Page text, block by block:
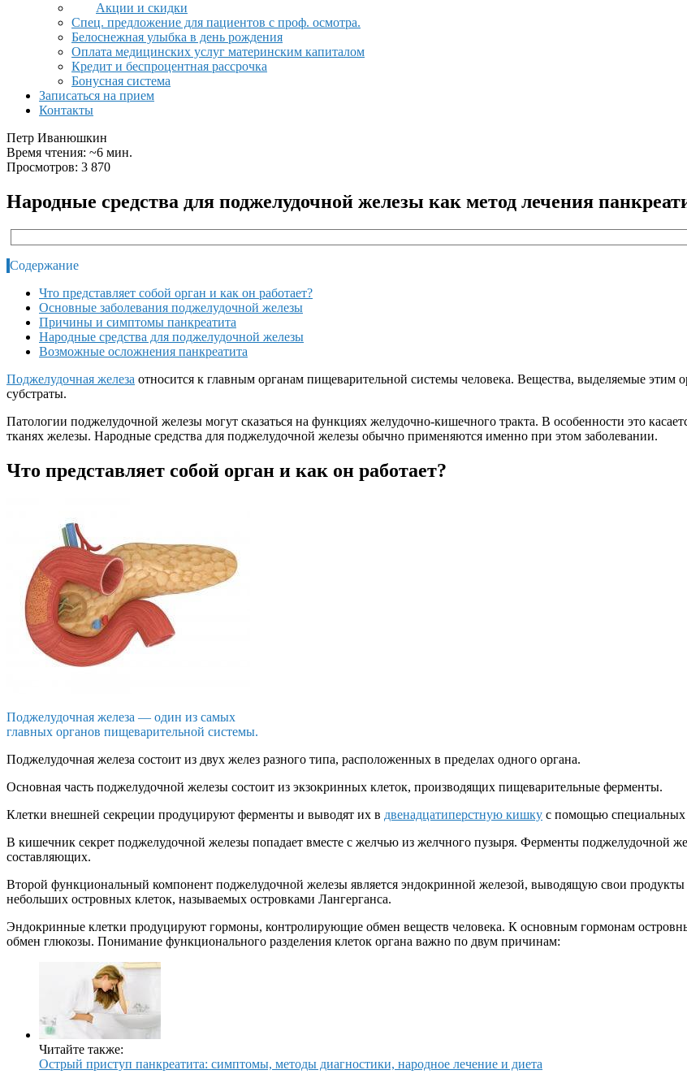
Акции и скидки
Спец. предложение для пациентов с проф. осмотра.
Белоснежная улыбка в день рождения
Оплата медицинских услуг материнским капиталом
Кредит и беспроцентная рассрочка
Бонусная система
Записаться на прием
Контакты
Петр Иванюшкин
Время чтения: ~6 мин.
Просмотров: 3 870
Народные средства для поджелудочной железы как метод лечения
Содержание
Что представляет собой орган и как он работает?
Основные заболевания поджелудочной железы
Причины и симптомы панкреатита
Народные средства для поджелудочной железы
Возможные осложнения панкреатита
Поджелудочная железа относится к главным органам пищеварительной системы человека. Вещества, выделяемые
субстраты.
Патологии поджелудочной железы могут сказаться на функциях желудочно-кишечного тракта. В особенности это
тканях железы. Народные средства для поджелудочной железы обычно применяются именно при этом заболевании.
Что представляет собой орган и как он работает?
Поджелудочная железа — один из самых
главных органов пищеварительной системы.
Поджелудочная железа состоит из двух желез разного типа, расположенных в пределах одного органа.
Основная часть поджелудочной железы состоит из экзокринных клеток, производящих пищеварительные ферменты.
Клетки внешней секреции продуцируют ферменты и выводят их в двенадцатиперстную кишку с помощью специальных
В кишечник секрет поджелудочной железы попадает вместе с желчью из желчного пузыря. Ферменты поджелудочной
составляющих.
Второй функциональный компонент поджелудочной железы является эндокринной железой, выводящую свои продукты
небольших островных клеток, называемых островками Лангерганса.
Эндокринные клетки продуцируют гормоны, контролирующие обмен веществ человека. К основным гормонам
обмен глюкозы. Понимание функционального разделения клеток органа важно по двум причинам:
Читайте также:
Острый приступ панкреатита: симптомы, методы диагностики, народное лечение и диета